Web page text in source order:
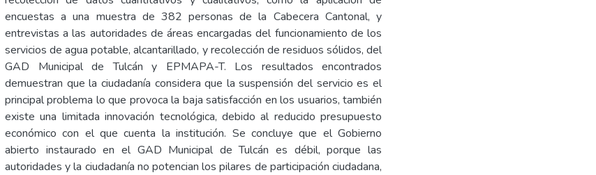
encuestas a una muestra de 382 personas de la Cabecera Cantonal, y
entrevistas a las autoridades de áreas encargadas del funcionamiento de los
servicios de agua potable, alcantarillado, y recolección de residuos sólidos, del
GAD Municipal de Tulcán y EPMAPA-T. Los resultados encontrados
demuestran que la ciudadanía considera que la suspensión del servicio es el
principal problema lo que provoca la baja satisfacción en los usuarios, también
existe una limitada innovación tecnológica, debido al reducido presupuesto
económico con el que cuenta la institución. Se concluye que el Gobierno
abierto instaurado en el GAD Municipal de Tulcán es débil, porque las
autoridades y la ciudadanía no potencian los pilares de participación ciudadana,